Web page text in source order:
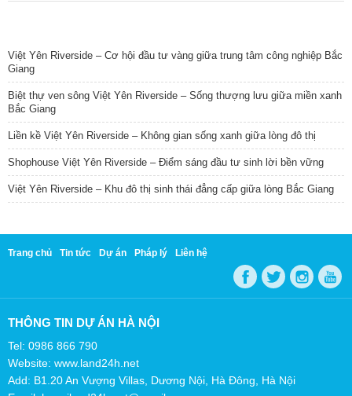
Việt Yên Riverside – Cơ hội đầu tư vàng giữa trung tâm công nghiệp Bắc
Giang
Biệt thự ven sông Việt Yên Riverside – Sống thượng lưu giữa miền xanh
Bắc Giang
Liền kề Việt Yên Riverside – Không gian sống xanh giữa lòng đô thị
Shophouse Việt Yên Riverside – Điểm sáng đầu tư sinh lời bền vững
Việt Yên Riverside – Khu đô thị sinh thái đẳng cấp giữa lòng Bắc Giang
Trang chủ Tin tức Dự án Pháp lý Liên hệ
THÔNG TIN DỰ ÁN HÀ NỘI
Tel: 0986 866 790
Website: www.land24h.net
Add: B1.20 An Vượng Villas, Dương Nội, Hà Đông, Hà Nội